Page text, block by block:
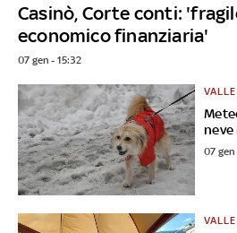
Casinò, Corte conti:
economico finanziaria'
07 gen - 15:32
neve
07 gen